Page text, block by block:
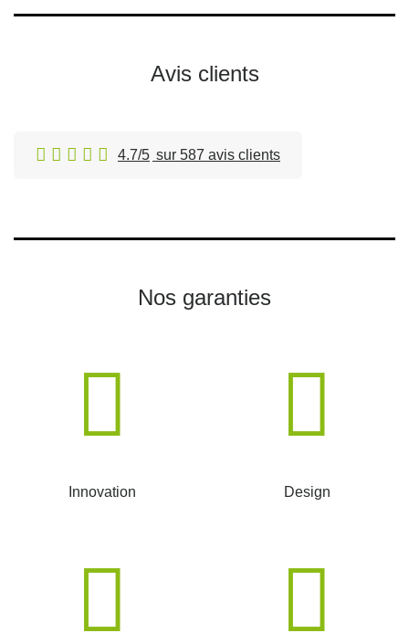
Avis clients
4.7/5 sur 587 avis clients
Nos garanties
Innovation Design